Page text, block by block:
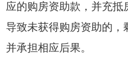
应的购房资助款，并充抵
导致未获得购房资助的，
并承担相应后果。